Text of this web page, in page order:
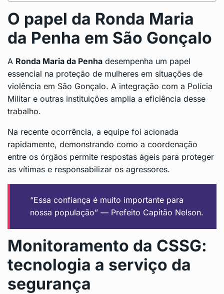
O papel da Ronda Maria
da Penha em São Gonçalo
A Ronda Maria da Penha desempenha um papel
essencial na proteção de mulheres em situações de
violência em São Gonçalo. A integração com a Polícia
Militar e outras instituições amplia a eficiência desse
trabalho.
Na recente ocorrência, a equipe foi acionada
rapidamente, demonstrando como a coordenação
entre os órgãos permite respostas ágeis para proteger
as vítimas e responsabilizar os agressores.
“Essa confiança é muito importante para
nossa população” — Prefeito Capitão Nelson.
Monitoramento da CSSG:
tecnologia a serviço da
segurança